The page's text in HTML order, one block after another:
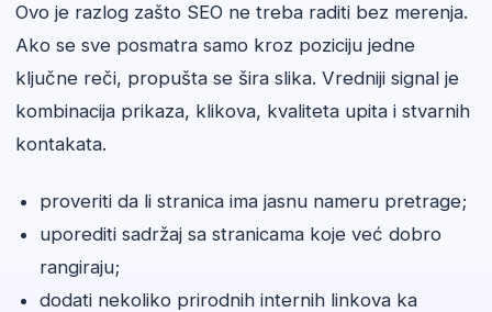
Ovo je razlog zašto SEO ne treba raditi bez merenja.
Ako se sve posmatra samo kroz poziciju jedne
ključne reči, propušta se šira slika. Vredniji signal je
kombinacija prikaza, klikova, kvaliteta upita i stvarnih
kontakata.
proveriti da li stranica ima jasnu nameru pretrage;
uporediti sadržaj sa stranicama koje već dobro
rangiraju;
dodati nekoliko prirodnih internih linkova ka